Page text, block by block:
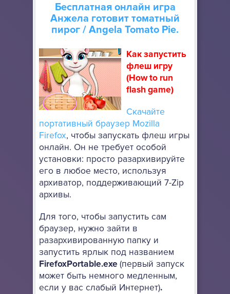
Бесплатная онлайн игра
Анжела готовит томатный
пирог / Angela Tomato Pie.
Как запустить
флеш игру
(How to run
flash game)
Скачайте
портативный браузер Mozilla
Firefox, чтобы запускать флеш игры
онлайн. Он не требует особой
установки: просто разархивируйте
его в любое место, используя
архиватор, поддерживающий 7-Zip
архивы.
Для того, чтобы запустить сам
браузер, нужно зайти в
разархивированную папку и
запустить ярлык под названием
FirefoxPortable.exe(первый запуск
может быть немного медленным,
если у вас слабый Интернет).